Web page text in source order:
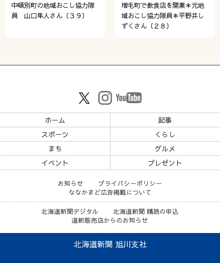
中頓別町の地域おこし協力隊
員 山口隼人さん（３９）
増毛町で飲食店を開業＊元地
域おこし協力隊員＊平野井し
ずくさん（２８）
ホーム
記事
スポーツ
くらし
まち
グルメ
イベント
プレゼント
お知らせ
プライバシーポリシー
ななかまど広告掲載について
北海道新聞デジタル
北海道新聞 購読の申込
道新販売店からのお知らせ
北海道新聞 旭川支社